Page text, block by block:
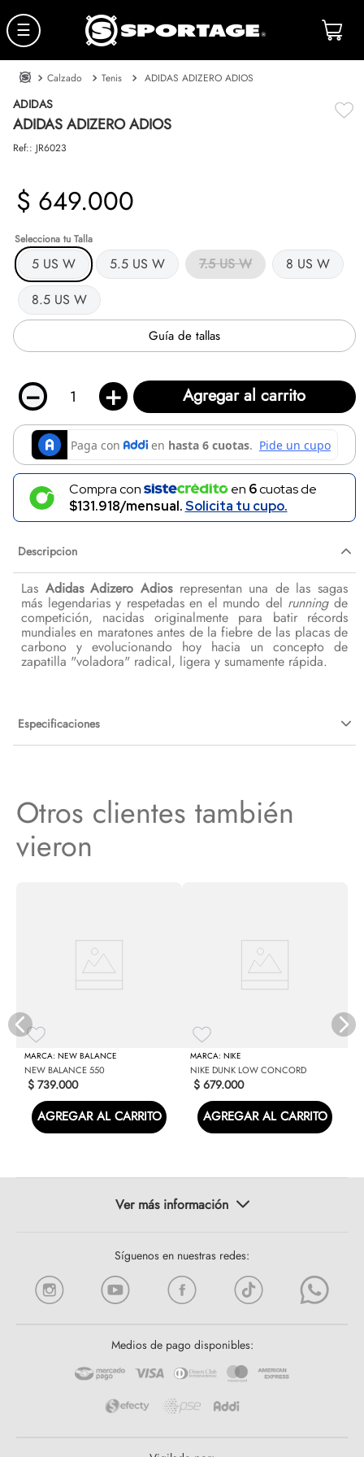
☰
Calzado Tenis ADIDAS ADIZERO ADIOS
ADIDAS
ADIDAS ADIZERO ADIOS
Ref:: JR6023
$ 649.000
Talla
5 US W 5.5 US W 7.5 US W
8 US W
8.5 US W
Guía de tallas
＋
－ Agregar al carrito
Compra con en 6cuotas de
$131.918/mensual.Solicita tu cupo.
Descripcion
Las Adidas Adizero Adiosrepresentan una de las sagas
más legendarias y respetadas en el mundo del runningde
competición, nacidas originalmente para batir récords
mundiales en maratones antes de la fiebre de las placas de
carbono y evolucionando hoy hacia un concepto de
zapatilla "voladora" radical, ligera y sumamente rápida.
Especificaciones
Otros clientes también
vieron
NEW BALANCE
NEW BALANCE 550
$ 739.000
AGREGAR AL CARRITO
NIKE
NIKE DUNK LOW CONCORD
$ 679.000
AGREGAR AL CARRITO
Síguenos en nuestras redes:
Medios de pago disponibles: